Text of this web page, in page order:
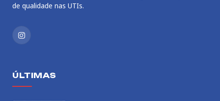
de qualidade nas UTIs.
Instagram
ÚLTIMAS